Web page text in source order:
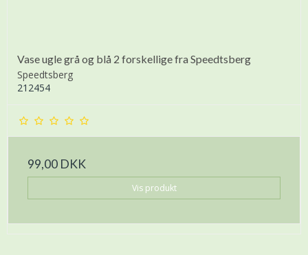
Vase ugle grå og blå 2 forskellige fra Speedtsberg
Speedtsberg
212454
99,00 DKK
Vis produkt